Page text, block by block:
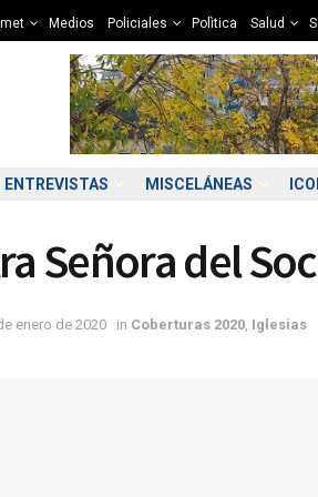
Medios Policiales Polìtica Salud
ENTREVISTAS MISCELÁNEAS
Señora del
enero de 2020 in Coberturas 2020 Iglesias